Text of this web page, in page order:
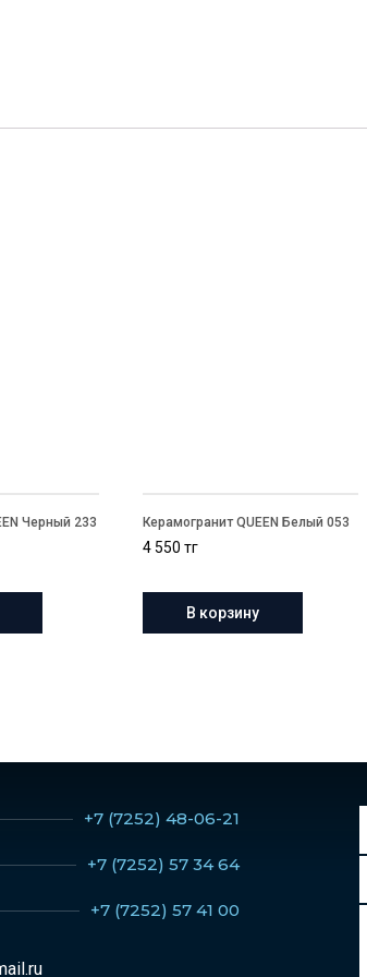
Черный 233 Керамогранит QUEEN Белый 053
4 550 тг
В корзину
+7 (7252) 48-06-21
+7 (7252) 57 34 64
+7 (7252) 57 41 00